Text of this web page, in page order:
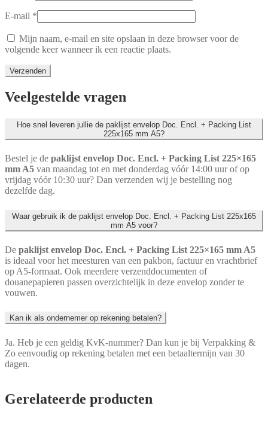
E-mail *
Mijn naam, e-mail en site opslaan in deze browser voor de
volgende keer wanneer ik een reactie plaats.
Veelgestelde vragen
Hoe snel leveren jullie de paklijst envelop Doc. Encl. + Packing List
225x165 mm A5?
Bestel je de paklijst envelop Doc. Encl. + Packing List 225×165
mm A5 van maandag tot en met donderdag vóór 14:00 uur of op
vrijdag vóór 10:30 uur? Dan verzenden wij je bestelling nog
dezelfde dag.
Waar gebruik ik de paklijst envelop Doc. Encl. + Packing List 225x165
mm A5 voor?
De paklijst envelop Doc. Encl. + Packing List 225×165 mm A5
is ideaal voor het meesturen van een pakbon, factuur en vrachtbrief
op A5-formaat. Ook meerdere verzenddocumenten of
douanepapieren passen overzichtelijk in deze envelop zonder te
vouwen.
Kan ik als ondernemer op rekening betalen?
Ja. Heb je een geldig KvK-nummer? Dan kun je bij Verpakking &
Zo eenvoudig op rekening betalen met een betaaltermijn van 30
dagen.
Gerelateerde producten